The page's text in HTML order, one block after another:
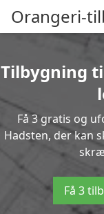
Orangeri-
Tilbygning
Få 3 gratis og
Hadsten, der kan
Få 3